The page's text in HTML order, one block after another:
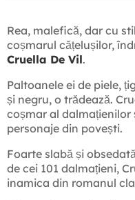
Rea, malefică, dar cu
coșmarul cățelușilor,
Cruella De Vil.
Paltoanele ei de piele,
și negru, o trădează.
coșmar al dalmațienilor
personaje din povești.
Foarte slabă și
de cei 101 dalmațieni,
inamica din romanul